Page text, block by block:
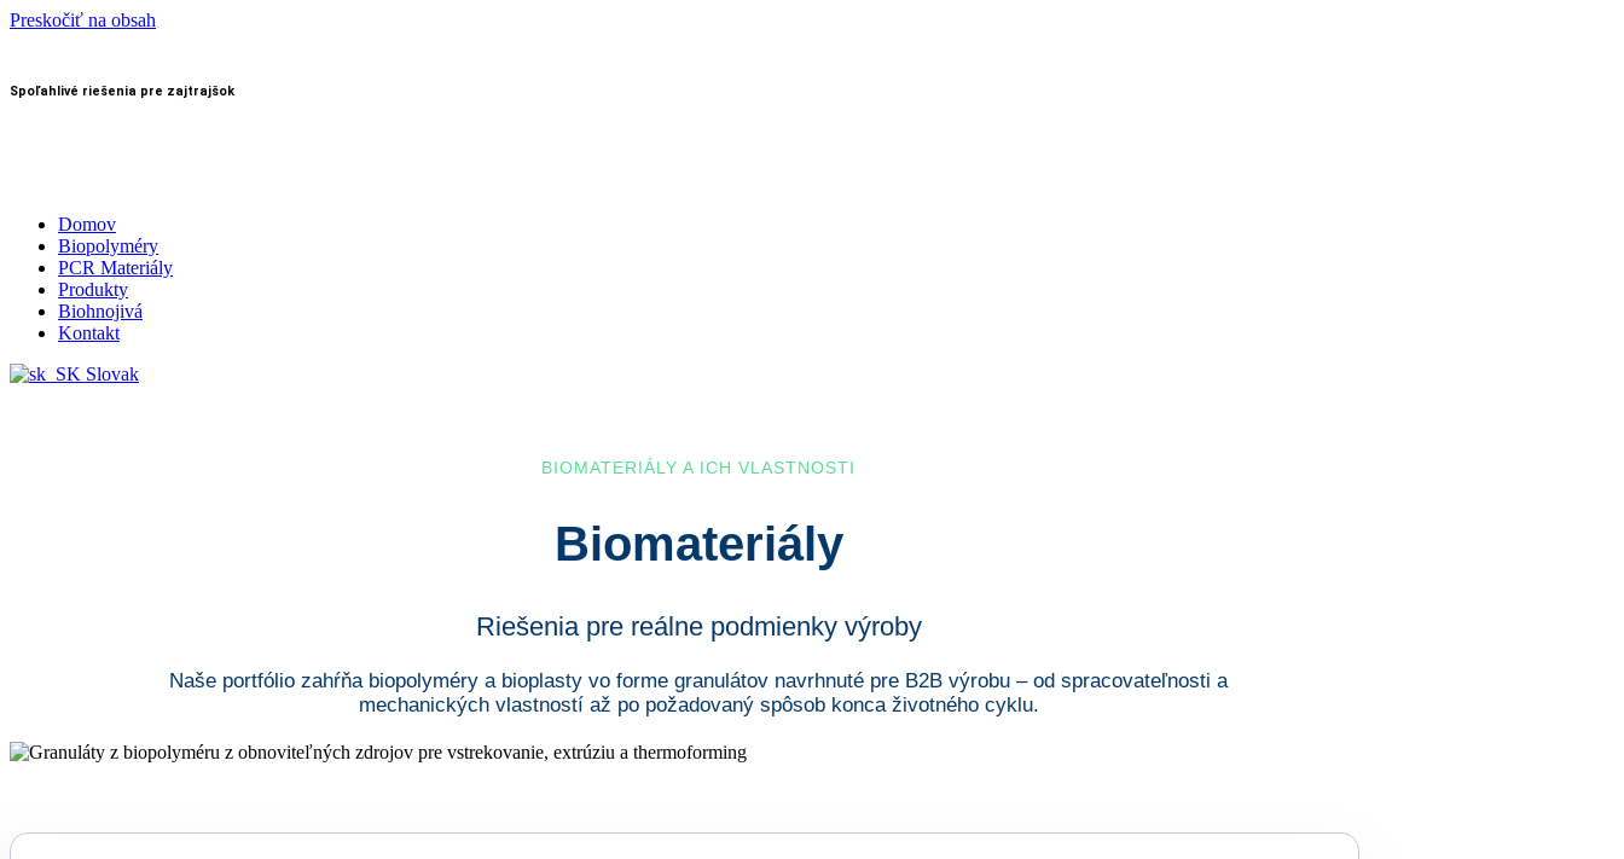
Preskočiť na obsah
Spoľahlivé riešenia pre zajtrajšok
Domov
Biopolyméry
PCR Materiály
Produkty
Biohnojivá
Kontakt
Slovak
BIOMATERIÁLY A ICH VLASTNOSTI
Biomateriály
Riešenia pre reálne podmienky výroby
Naše portfólio zahŕňa biopolyméry a bioplasty vo forme granulátov navrhnuté pre B2B výrobu – od spracovateľnosti a
mechanických vlastností až po požadovaný spôsob konca životného cyklu.